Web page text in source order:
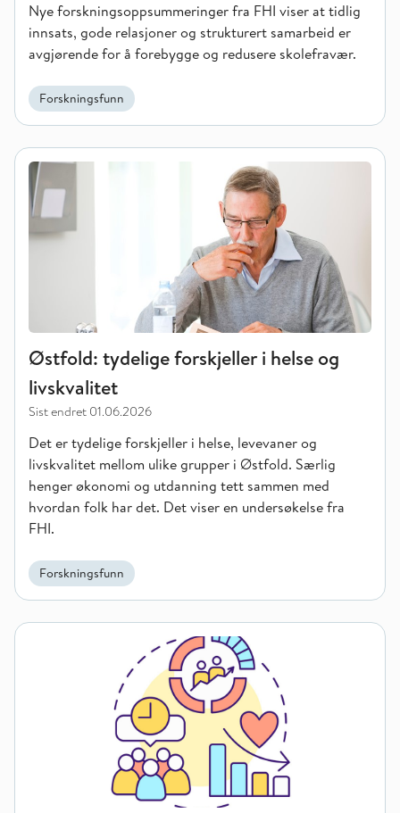
Nye forskningsoppsummeringer fra FHI viser at tidlig
innsats, gode relasjoner og strukturert samarbeid er
avgjørende for å forebygge og redusere skolefravær.
Forskningsfunn
Østfold: tydelige forskjeller i helse og livskvalitet
Østfold: tydelige forskjeller i helse og
livskvalitet
Sist endret 01.06.2026
Det er tydelige forskjeller i helse, levevaner og
livskvalitet mellom ulike grupper i Østfold. Særlig
henger økonomi og utdanning tett sammen med
hvordan folk har det. Det viser en undersøkelse fra
FHI.
Forskningsfunn
Foreldre med høy utdanning er ingen garanti – Barn med